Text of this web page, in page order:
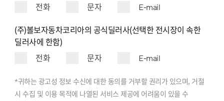
전화
문자 E-mail
(주)볼보자동차코리아의 공식딜러사(선택한 전시장이 속한
딜러사에 한함)
전화
문자 E-mail
*귀하는 광고성 정보 수신에 대한 동의를 거부할 권리가 있으며, 거절
시 수집 및 이용 목적에 나열된 서비스 제공에 어려움이 있을 수